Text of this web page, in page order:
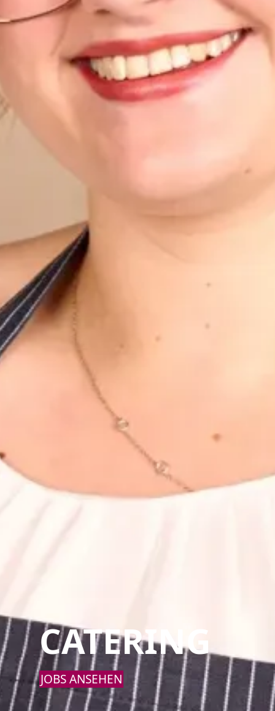
CATERING
JOBS ANSEHEN